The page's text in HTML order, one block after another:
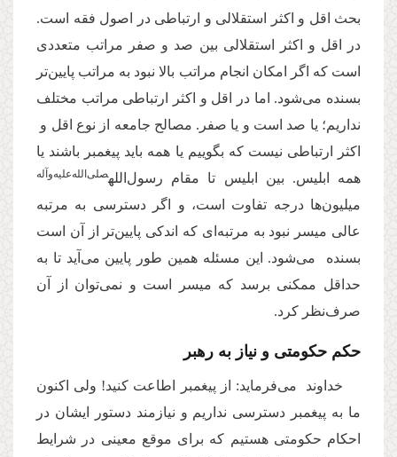
بحث اقل و اکثر استقلالی و ارتباطی در اصول فقه است.
در اقل و اکثر استقلالی بین صد و صفر مراتب متعددی
است که اگر امکان انجام مراتب بالا نبود به مراتب پایین‌تر
بسنده می‌شود. اما در اقل و اکثر ارتباطی مراتب مختلف
نداریم؛ یا صد است و یا صفر. مصالح جامعه از نوع اقل و
اکثر ارتباطی نیست که بگوییم یا همه باید پیغمبر باشند یا
همه ابلیس. بین ابلیس تا مقام رسول‌اللهصلی‌اللهعلیهو آله
میلیون‌ها درجه تفاوت است، و اگر دسترسی به مرتبه
عالی‌ میسر نبود به مرتبه‌ای که اندکی پایین‌تر از آن است
بسنده می‌شود. این مسئله همین طور پایین می‌آید تا به
حداقل ممکنی برسد که میسر است و نمی‌توان از آن
صرفنظر کرد.
حکم حکومتی و نیاز به رهبر
خداوند می‌فرماید: از پیغمبر اطاعت کنید! ولی اکنون
ما به پیغمبر دسترسی نداریم و نیازمند دستور ایشان در
احکام حکومتی هستیم که برای موقع معینی در شرایط